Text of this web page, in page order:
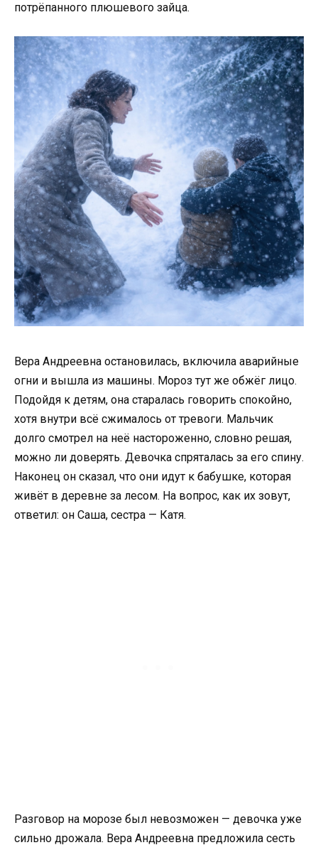
потрёпанного плюшевого зайца.
Вера Андреевна остановилась, включила аварийные
огни и вышла из машины. Мороз тут же обжёг лицо.
Подойдя к детям, она старалась говорить спокойно,
хотя внутри всё сжималось от тревоги. Мальчик
долго смотрел на неё настороженно, словно решая,
можно ли доверять. Девочка спряталась за его спину.
Наконец он сказал, что они идут к бабушке, которая
живёт в деревне за лесом. На вопрос, как их зовут,
ответил: он Саша, сестра — Катя.
Разговор на морозе был невозможен — девочка уже
сильно дрожала. Вера Андреевна предложила сесть